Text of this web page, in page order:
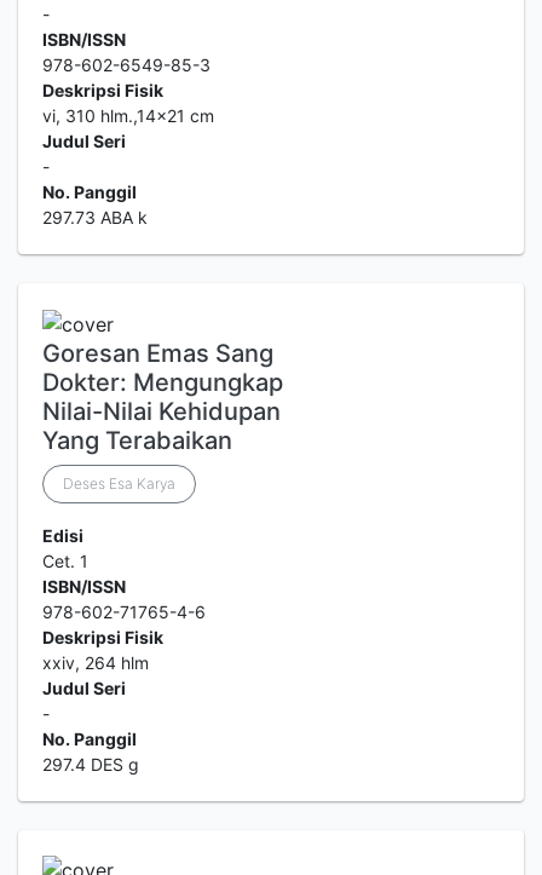
-
ISBN/ISSN
978-602-6549-85-3
Deskripsi Fisik
vi, 310 hlm.,14x21 cm
Judul Seri
-
No. Panggil
297.73 ABA k
Goresan Emas Sang
Dokter: Mengungkap
Nilai-Nilai Kehidupan
Yang Terabaikan
Deses Esa Karya
Edisi
Cet. 1
ISBN/ISSN
978-602-71765-4-6
Deskripsi Fisik
xxiv, 264 hlm
Judul Seri
-
No. Panggil
297.4 DES g